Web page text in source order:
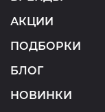
АКЦИИ
ПОДБОРКИ
БЛОГ
НОВИНКИ